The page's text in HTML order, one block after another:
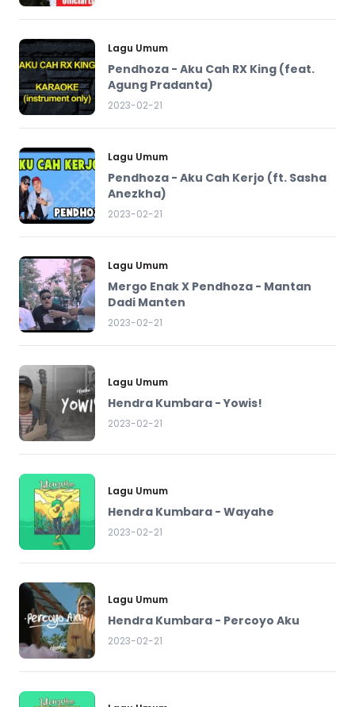
Lagu Umum
Pendhoza - Aku Cah RX King (feat.
Agung Pradanta)
2023-02-21
Lagu Umum
Pendhoza - Aku Cah Kerjo (ft. Sasha
Anezkha)
2023-02-21
Lagu Umum
Mergo Enak X Pendhoza - Mantan
Dadi Manten
2023-02-21
Lagu Umum
Hendra Kumbara - Yowis!
2023-02-21
Lagu Umum
Hendra Kumbara - Wayahe
2023-02-21
Lagu Umum
Hendra Kumbara - Percoyo Aku
2023-02-21